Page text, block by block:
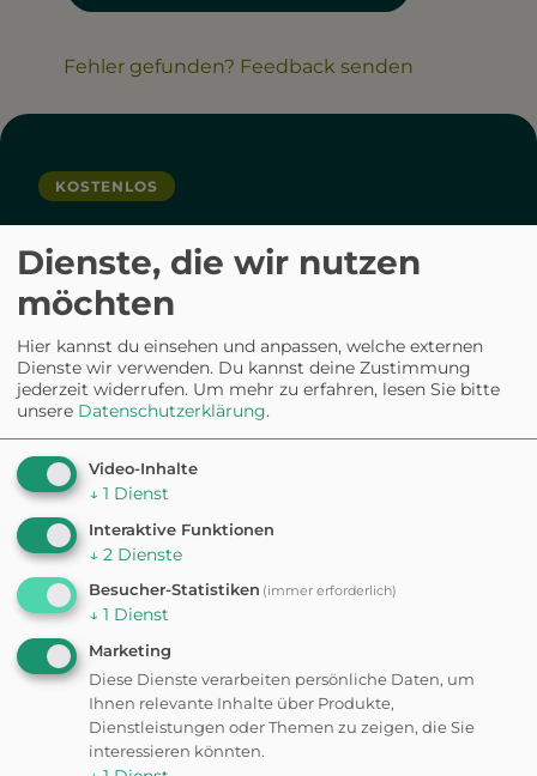
Fehler gefunden? Feedback senden
KOSTENLOS
Guide durch den Sommer
Die besten Hundestrände und Ausflüge
Fynn, unser abenteuerlicher Border Collie, versorgt
dich mit den heißesten Tipps für eine echte
Abkühlung an heißen Tagen.
Ich bin einverstanden, gelegentlich E-Mails von
WuffsWorld zu erhalten. Abmeldung jederzeit möglich.
Daten werden anBrevoübertragen gemäß deren
Datenschutzrichtlinien.
Dienste, die wir nutzen
möchten
Hier kannst du einsehen und anpassen, welche externen
Dienste wir verwenden. Du kannst deine Zustimmung
jederzeit widerrufen. Um mehr zu erfahren, lesen Sie bitte
unsere Datenschutzerklärung.
Video-Inhalte
↓ 1 Dienst
Interaktive Funktionen
↓ 2 Dienste
Besucher-Statistiken (immer erforderlich)
↓ 1 Dienst
Marketing
Diese Dienste verarbeiten persönliche Daten, um
Ihnen relevante Inhalte über Produkte,
Dienstleistungen oder Themen zu zeigen, die Sie
interessieren könnten.